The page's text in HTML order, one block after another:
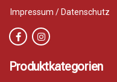
Impressum / Datenschutz
Produktkategorien